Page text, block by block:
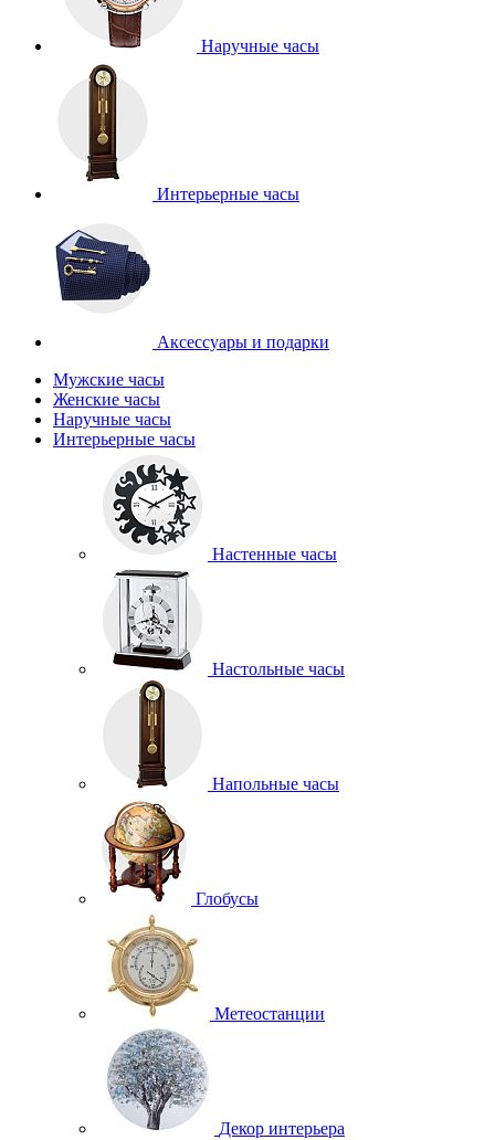
Наручные часы
Интерьерные часы
Аксессуары и подарки
Мужские часы
Женские часы
Наручные часы
Интерьерные часы
Настенные часы
Настольные часы
Напольные часы
Глобусы
Метеостанции
Декор интерьера